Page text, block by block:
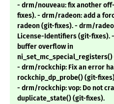
- drm/nouveau: fix another
fixes). - drm/radeon: add a
radeon (git-fixes). - drm/
License-Identifiers (git-fixes).
buffer overflow in
- drm/rockchip: Fix an error
rockchip_dp_probe() (git-
- drm/rockchip: vop: Do not
duplicate_state() (git-fixes).